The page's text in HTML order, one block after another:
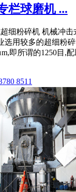
栏球磨机 ...
细粉碎机 机械冲
选用较多的超细粉
即所谓的1250目,
8511